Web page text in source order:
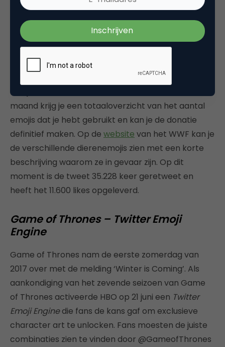
— WWF (@WWF)12 mei 2015
Je kan deelnemen aan dit initiatief door dit te
retweeten. Elke keer dat je een dierenemoji tweet
doe je een donatie van €0,10. Aan het einde van de
maand krijg je een totaaloverzicht van het aantal
emojis dat je hebt gebruikt en kan je de donatie
definitief maken. Op de website van het WWF kan je
de verschillende dierenemojis zien met een korte
beschrijving waarom ze in gevaar zijn. Op dit
moment is de tweet 35.228 keer geretweet en
heeft het 11.600 likes opgeleverd.
Game of Thrones – Twitter Emoji
Engine
Game of Thrones nam de eerste zomerdag van
2017 over met de melding ‘Winter is Coming’. Als
aankondiging van het zevende seizoen van Game
of Thrones activeerde HBO op 21 juni een Twitter
Emoji Enginedie fans de kans gaf om exclusieve
character art te unlocken. Fans moesten de juiste
combinaties zien te vinden door @GameofThrones